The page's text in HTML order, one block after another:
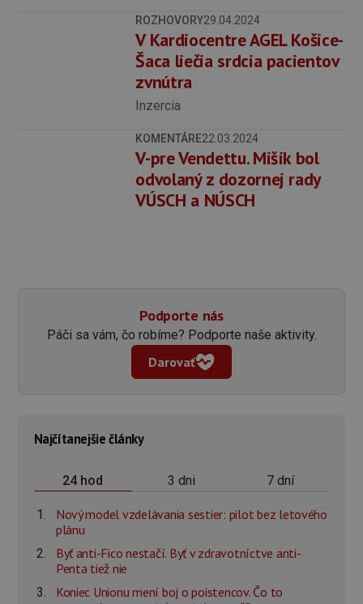
ROZHOVORY29.04.2024
V Kardiocentre AGEL Košice-
Šaca liečia srdcia pacientov
zvnútra
Inzercia
KOMENTÁRE22.03.2024
V-pre Vendettu. Mišík bol
odvolaný z dozornej rady
VÚSCH a NÚSCH
Podporte nás
Páči sa vám, čo robíme? Podporte naše aktivity.
Darovať
Najčítanejšie články
24 hod 3 dni 7 dní
Nový model vzdelávania sestier: pilot bez letového
plánu
Byť anti-Fico nestačí. Byť v zdravotníctve anti-
Penta tiež nie
Koniec Unionu mení boj o poistencov. Čo to